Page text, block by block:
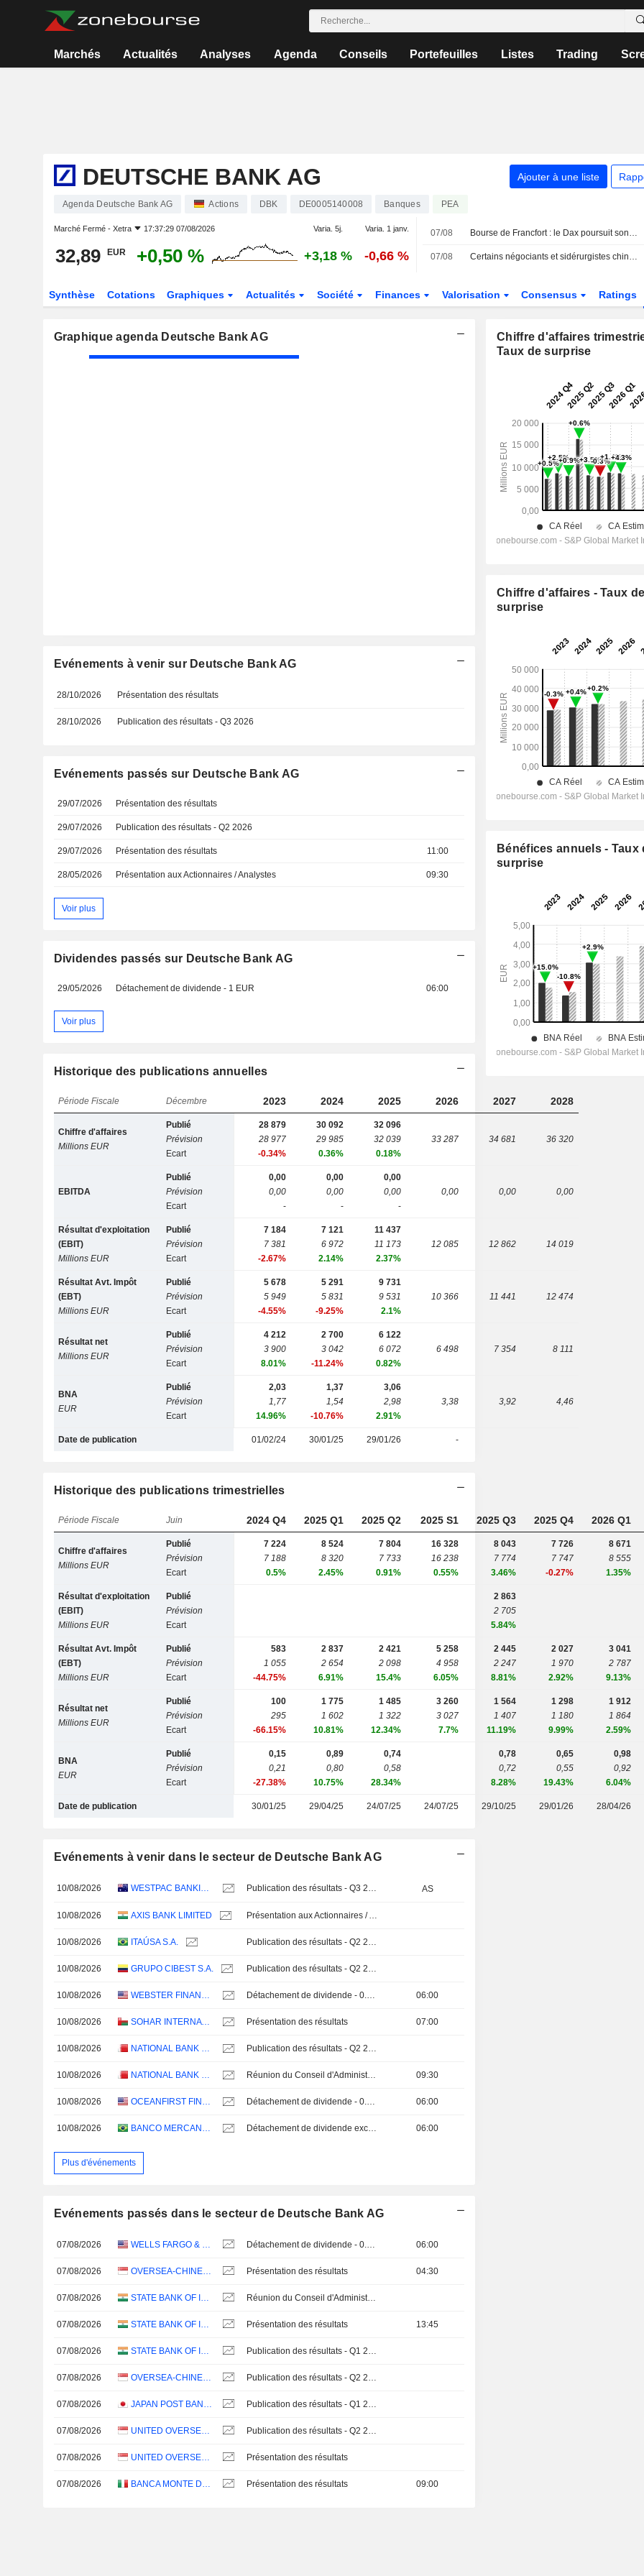
Marchés Actualités Analyses Agenda Conseils Portefeuilles Listes Trading
DEUTSCHE BANK AG Ajouter à une liste
Agenda Deutsche Bank AG Actions DBK DE0005140008 Banques PEA
Marché Fermé - Xetra 17:37:29 07/08/2026 Varia. 5j. Varia. 1 janv.
32,89 EUR +0,50 % +3,18 % -0,66 %
07/08 Bourse de Francfort : le Dax poursuit son rallye historique après le rapport sur l'emploi américain
07/08 Certains négociants et sidérurgistes chinois ont cessé de traiter avec Radiant World, selon des sources
Synthèse Cotations Graphiques Actualités Société Finances Valorisation Consensus Ratings
Graphique agenda Deutsche Bank AG
Evénements à venir sur Deutsche Bank AG
28/10/2026 Présentation des résultats
28/10/2026 Publication des résultats - Q3 2026
Evénements passés sur Deutsche Bank AG
29/07/2026 Présentation des résultats
29/07/2026 Publication des résultats - Q2 2026
29/07/2026 Présentation des résultats 11:00
28/05/2026 Présentation aux Actionnaires / Analystes 09:30
Voir plus
Dividendes passés sur Deutsche Bank AG
29/05/2026 Détachement de dividende - 1 EUR 06:00
Voir plus
Historique des publications annuelles
Période Fiscale Décembre 2023 2024 2025 2026 2027 2028
Chiffre d'affaires
Millions EUR
Publié
Prévision
Ecart
28 879
28 977
-0.34%
30 092
29 985
0.36%
32 096
32 039
0.18%
33 287 34 681 36 320
EBITDA
Publié
Prévision
Ecart
0,00
0,00
-
0,00
0,00
-
0,00
0,00
-
0,00 0,00 0,00
Résultat d'exploitation
(EBIT)
Millions EUR
Publié
Prévision
Ecart
7 184
7 381
-2.67%
7 121
6 972
2.14%
11 437
11 173
2.37%
12 085 12 862 14 019
Résultat Avt. Impôt
(EBT)
Millions EUR
Publié
Prévision
Ecart
5 678
5 949
-4.55%
5 291
5 831
-9.25%
9 731
9 531
2.1%
10 366 11 441 12 474
Résultat net
Millions EUR
Publié
Prévision
Ecart
4 212
3 900
8.01%
2 700
3 042
-11.24%
6 122
6 072
0.82%
6 498 7 354 8 111
BNA
EUR
Publié
Prévision
Ecart
2,03
1,77
14.96%
1,37
1,54
-10.76%
3,06
2,98
2.91%
3,38 3,92 4,46
Date de publication 01/02/24 30/01/25 29/01/26 -
Historique des publications trimestrielles
Période Fiscale Juin 2024 Q4 2025 Q1 2025 Q2 2025 S1 2025 Q3 2025 Q4 2026 Q1
Chiffre d'affaires
Millions EUR
Publié
Prévision
Ecart
7 224
7 188
0.5%
8 524
8 320
2.45%
7 804
7 733
0.91%
16 328
16 238
0.55%
8 043
7 774
3.46%
7 726
7 747
-0.27%
8 671
8 555
1.35%
Résultat d'exploitation
(EBIT)
Millions EUR
Publié
Prévision
Ecart
2 863
2 705
5.84%
Résultat Avt. Impôt
(EBT)
Millions EUR
Publié
Prévision
Ecart
583
1 055
-44.75%
2 837
2 654
6.91%
2 421
2 098
15.4%
5 258
4 958
6.05%
2 445
2 247
8.81%
2 027
1 970
2.92%
3 041
2 787
9.13%
Résultat net
Millions EUR
Publié
Prévision
Ecart
100
295
-66.15%
1 775
1 602
10.81%
1 485
1 322
12.34%
3 260
3 027
7.7%
1 564
1 407
11.19%
1 298
1 180
9.99%
1 912
1 864
2.59%
BNA
EUR
Publié
Prévision
Ecart
0,15
0,21
-27.38%
0,89
0,80
10.75%
0,74
0,58
28.34%
0,78
0,72
8.28%
0,65
0,55
19.43%
0,98
0,92
6.04%
Date de publication 30/01/25 29/04/25 24/07/25 24/07/25 29/10/25 29/01/26 28/04/26
Evénements à venir dans le secteur de Deutsche Bank AG
10/08/2026 WESTPAC BANKING CORPORATION Publication des résultats - Q3 2026 AS
10/08/2026 AXIS BANK LIMITED Présentation aux Actionnaires / Analystes
10/08/2026 ITAÚSA S.A. Publication des résultats - Q2 2026
10/08/2026 GRUPO CIBEST S.A. Publication des résultats - Q2 2026
10/08/2026 WEBSTER FINANCIAL CORPORATION Détachement de dividende - 0.4 USD 06:00
10/08/2026 SOHAR INTERNATIONAL BANK SAOG Présentation des résultats 07:00
10/08/2026 NATIONAL BANK OF BAHRAIN B.S.C. Publication des résultats - Q2 2026
10/08/2026 NATIONAL BANK OF BAHRAIN B.S.C. Réunion du Conseil d'Administration 09:30
10/08/2026 OCEANFIRST FINANCIAL CORP. Détachement de dividende - 0.2 USD 06:00
10/08/2026 BANCO MERCANTIL DO BRASIL S.A. Détachement de dividende exceptionnelle - 1.35096 BRL 06:00
Plus d'événements
Evénements passés dans le secteur de Deutsche Bank AG
07/08/2026 06:00
07/08/2026 Présentation des résultats 04:30
07/08/2026
07/08/2026 Présentation des résultats 13:45
07/08/2026
07/08/2026
07/08/2026
07/08/2026
07/08/2026 Présentation des résultats
07/08/2026 Présentation des résultats 09:00
Chiffre d'affaires
Taux de surprise
Chiffre d'affaires - Taux de
surprise
Bénéfices annuels - Taux
surprise